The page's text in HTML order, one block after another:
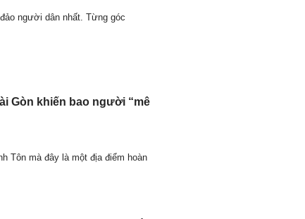
người dân nhất. Từng góc
Gòn khiến bao người “mê
Tôn mà đây là một địa điểm hoàn